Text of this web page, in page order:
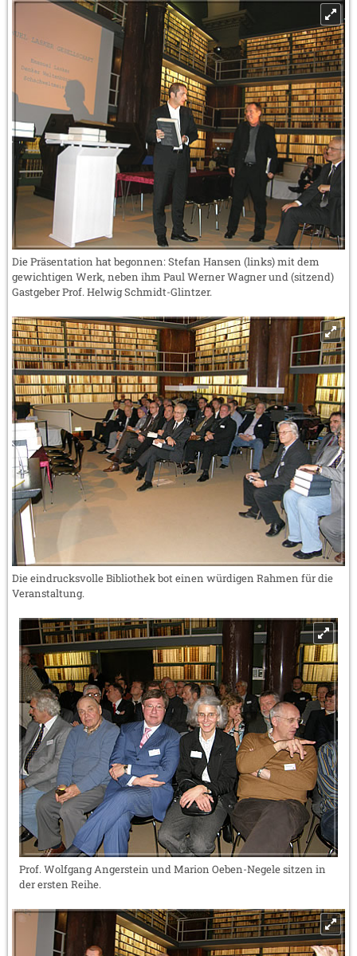
Die Präsentation hat begonnen: Stefan Hansen (links) mit dem
gewichtigen Werk, neben ihm Paul Werner Wagner und (sitzend)
Gastgeber Prof. Helwig Schmidt-Glintzer.
Die eindrucksvolle Bibliothek bot einen würdigen Rahmen für die
Veranstaltung.
Prof. Wolfgang Angerstein und Marion Oeben-Negele sitzen in
der ersten Reihe.